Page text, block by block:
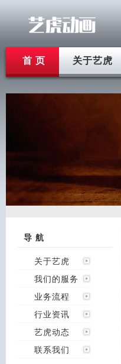
首 页 关于艺虎
导 航
关于艺虎
我们的服务
业务流程
行业资讯
艺虎动态
联系我们